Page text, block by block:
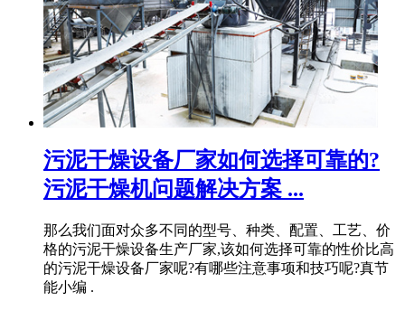
污泥干燥设备厂家如何选择可靠的?
污泥干燥机问题解决方案 ...
那么我们面对众多不同的型号、种类、配置、工艺、价
格的污泥干燥设备生产厂家,该如何选择可靠的性价比高
的污泥干燥设备厂家呢?有哪些注意事项和技巧呢?真节
能小编 .